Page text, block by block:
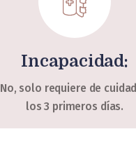
Incapacidad:
No, solo requiere de
los 3 primeros días.